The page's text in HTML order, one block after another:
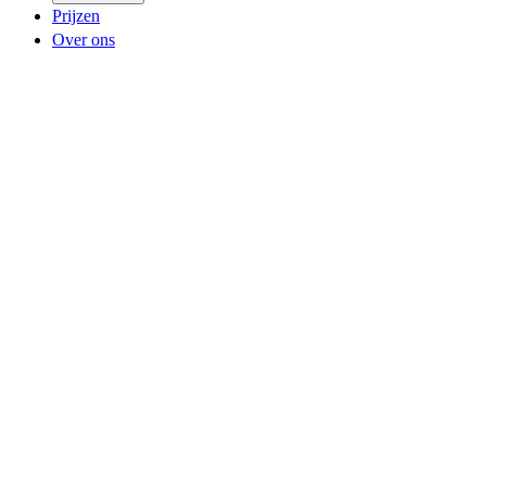
Prijzen
Over ons